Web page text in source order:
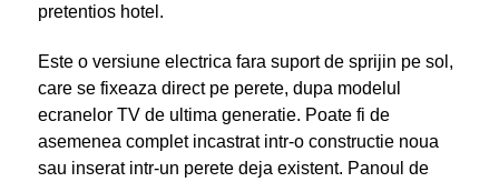
pretentios hotel.
Este o versiune electrica fara suport de sprijin pe sol,
care se fixeaza direct pe perete, dupa modelul
ecranelor TV de ultima generatie. Poate fi de
asemenea complet incastrat intr-o constructie noua
sau inserat intr-un perete deja existent. Panoul de